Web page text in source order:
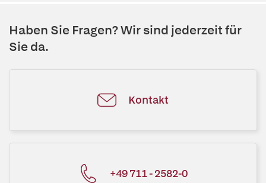
Haben Sie Fragen? Wir sind jederzeit für
Sie da.
Kontakt
+49 711 - 2582-0